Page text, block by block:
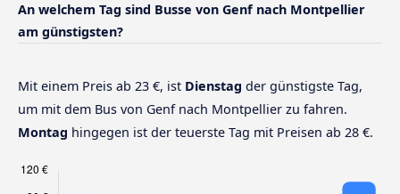
An welchem Tag sind Busse von Genf nach Montpellier
am günstigsten?
Mit einem Preis ab 23 €, ist Dienstag der günstigste Tag,
um mit dem Bus von Genf nach Montpellier zu fahren.
Montag hingegen ist der teuerste Tag mit Preisen ab 28 €.